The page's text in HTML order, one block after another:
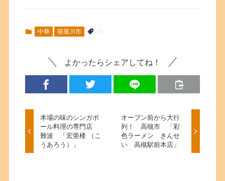
中華 寝屋川市
よかったらシェアしてね！
本場の味のシンガポ
ール料理の専門店
難波 「宏亜楼 （こ
うあろう）」
オープン前から大行
列！ 高槻市 「彩
色ラーメン きんせ
い 高槻駅前本店」